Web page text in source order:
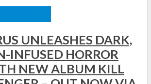
UNLEASHES DARK,
INFUSED HORROR
NEW ALBUM KILL